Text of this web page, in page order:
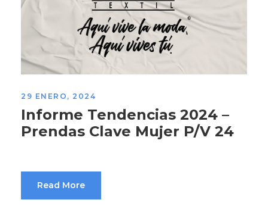
29 ENERO, 2024
Informe Tendencias 2024 –
Prendas Clave Mujer P/V 24
Read More